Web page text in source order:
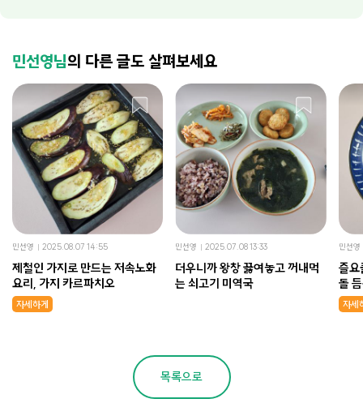
민선영님의 다른 글도 살펴보세요
민선영 2025.08.07 14:55
제철인 가지로 만드는 저속노화
요리, 가지 카르파치오
자세하게
민선영 2025.07.08 13:33
더우니까 왕창 끓여놓고 꺼내먹
는 쇠고기 미역국
민선영
즐요
돌
자세
목록으로